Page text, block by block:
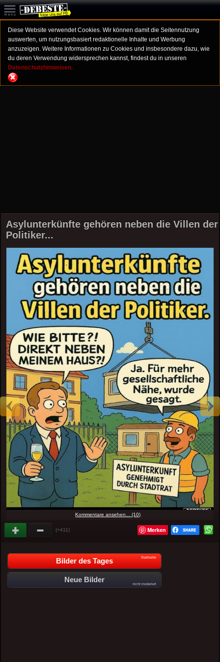
Diese Website verwendet Cookies. Wir können damit die Seitennutzung
auswerten, um nutzungsbasiert redaktionelle Inhalte und Werbung
anzuzeigen. Weitere Informationen zu Cookies und insbesondere dazu, wie
du deren Verwendung widersprechen kannst, findest du in unseren
Datenschutzhinweisen.
Asylunterkünfte gehören neben die Villen der
Politiker...
Kommentare ansehen... (10)
(+411) Merken
Bilder des Tages Startseite
Neue Bilder
nicht moderiert